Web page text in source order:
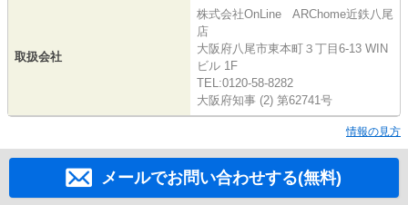
取扱会社
株式会社OnLine ARChome近鉄八尾
店
大阪府八尾市東本町３丁目6-13 WIN
ビル 1F
TEL:0120-58-8282
大阪府知事 (2) 第62741号
情報の見方
メールでお問い合わせする(無料)